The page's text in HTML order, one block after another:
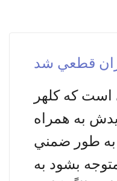
قطعي شد
كه كلهر
به همراه
به طور ضمني
بشود به